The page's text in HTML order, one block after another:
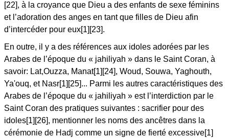
[22], à la croyance que Dieu a des enfants de sexe féminins
et l’adoration des anges en tant que filles de Dieu afin
d’intercéder pour eux[1][23].
En outre, il y a des références aux idoles adorées par les
Arabes de l’époque du « jahiliyah » dans le Saint Coran, à
savoir: Lat,Ouzza, Manat[1][24], Woud, Souwa, Yaghouth,
Ya'ouq, et Nasr[1][25]... Parmi les autres caractéristiques des
Arabes de l’époque du « jahiliyah » est l’interdiction par le
Saint Coran des pratiques suivantes : sacrifier pour des
idoles[1][26], mentionner les noms des ancêtres dans la
cérémonie de Hadj comme un signe de fierté excessive[1]